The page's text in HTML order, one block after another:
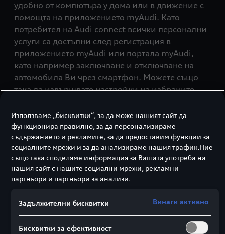
удобно от компютъра у дома или в движение с
помощта на приложението myAudi. Като
потребител на Audi connect всички персонални
услуги са достъпни след регистрация в
приложението myAudi или портала myAudi,
като например заключване и отключване на
автомобила Ви чрез смартфон. Можете също
така да извършвате настройки на избраните
цели до своето Audi.
Към портала myAudi
Приложение myAudi
Приложението myAudi свързва Вашия
Използваме „бисквитки“, за да може нашият сайт да
функционира правилно, за да персонализираме
съдържанието и рекламите, за да предоставим функции за
социалните мрежи и за да анализираме нашия трафик.Ние
също така споделяме информация за Вашата употреба на
нашия сайт с нашите социални мрежи, рекламни
партньори и партньори за анализи.
Задължителни бисквитки Винаги активно
Бисквитки за ефективност